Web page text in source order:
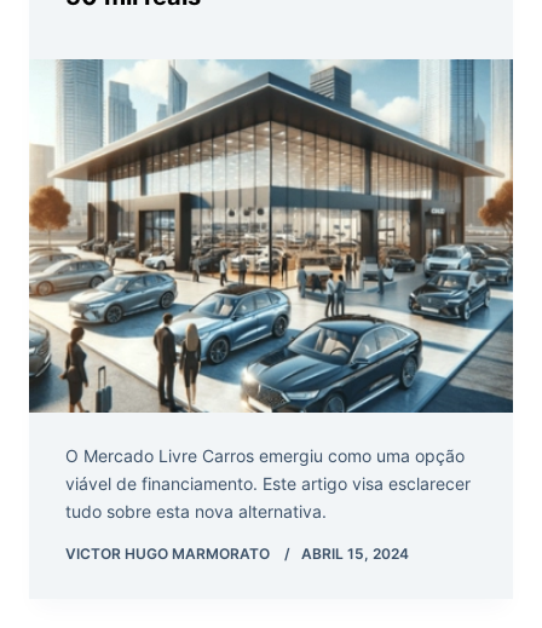
O Mercado Livre Carros emergiu como uma opção
viável de financiamento. Este artigo visa esclarecer
tudo sobre esta nova alternativa.
VICTOR HUGO MARMORATO ABRIL 15, 2024